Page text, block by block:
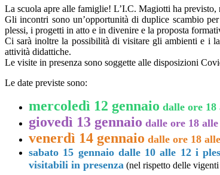
La scuola apre alle famiglie! L’I.C. Magiotti ha
Gli incontri sono un’opportunità di duplice scambio
plessi, i progetti in atto e in divenire e la proposta
Ci sarà inoltre la possibilità di visitare gli ambienti e i
attività didattiche.
Le visite in presenza sono soggette alle disposizioni
Le date previste sono:
mercoledì 12 gennaio dalle ore
giovedì 13 gennaio dalle ore 18
venerdì 14 gennaio dalle ore 18
sabato 15 gennaio dalle 10 alle 12 i
visitabili in presenza (nel rispetto delle